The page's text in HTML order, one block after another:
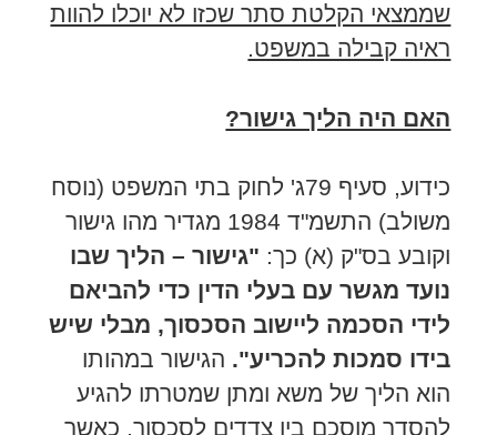
שממצאי הקלטת סתר שכזו לא יוכלו להוות
ראיה קבילה במשפט.
האם היה הליך גישור?
כידוע, סעיף 79ג' לחוק בתי המשפט (נוסח
משולב) התשמ"ד 1984 מגדיר מהו גישור
וקובע בס"ק (א) כך: "גישור – הליך שבו
נועד מגשר עם בעלי הדין כדי להביאם
לידי הסכמה ליישוב הסכסוך, מבלי שיש
בידו סמכות להכריע". הגישור במהותו
הוא הליך של משא ומתן שמטרתו להגיע
להסדר מוסכם בין צדדים לסכסוך, כאשר